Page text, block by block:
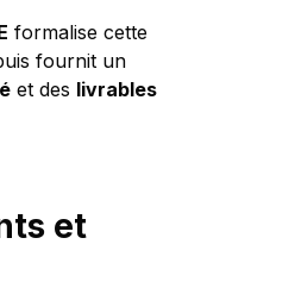
formalise cette
fournit un
et des livrables
et